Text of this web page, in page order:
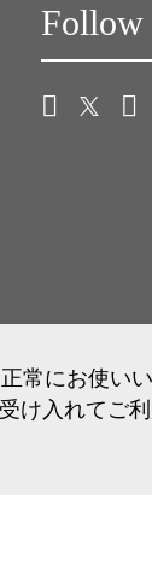
Follow
常にお使い
け入れてご利